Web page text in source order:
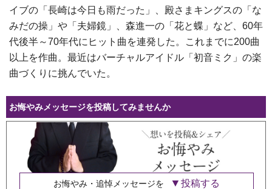
イブの「長崎は今日も雨だった」、殿さまキングスの「な
みだの操」や「夫婦鏡」、森進一の「花と蝶」など、60年
代後半～70年代にヒット曲を連発した。これまでに200曲
以上を作曲。最近はバーチャルアイドル「初音ミク」の楽
曲づくりに挑んでいた。
お悔やみメッセージを投稿してみませんか
お悔やみ・追悼メッセージを 投稿する